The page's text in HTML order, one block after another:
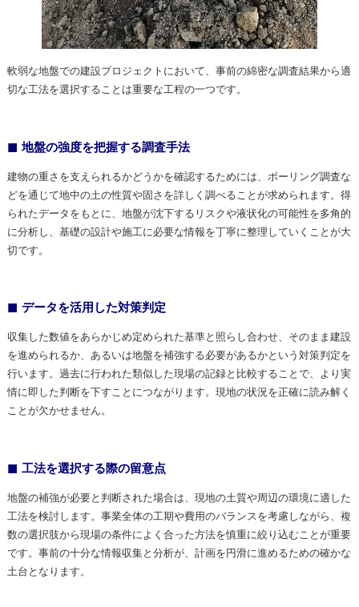
軟弱な地盤での建設プロジェクトにおいて、事前の綿密な調査結果から適
切な工法を選択することは重要な工程の一つです。
地盤の強度を把握する調査手法
建物の重さを支えられるかどうかを確認するためには、ボーリング調査な
どを通じて地中の土の性質や固さを詳しく調べることが求められます。得
られたデータをもとに、地盤が沈下するリスクや液状化の可能性を多角的
に分析し、基礎の設計や施工に必要な情報を丁寧に整理していくことが大
切です。
データを活用した対策判定
収集した数値をあらかじめ定められた基準と照らし合わせ、そのまま建設
を進められるか、あるいは地盤を補強する必要があるかという対策判定を
行います。過去に行われた類似した現場の記録と比較することで、より実
情に即した判断を下すことにつながります。現地の状況を正確に読み解く
ことが欠かせません。
工法を選択する際の留意点
地盤の補強が必要と判断された場合は、現地の土質や周辺の環境に適した
工法を検討します。事業全体の工期や費用のバランスを考慮しながら、複
数の選択肢から現場の条件によく合った方法を慎重に絞り込むことが重要
です。事前の十分な情報収集と分析が、計画を円滑に進めるための確かな
土台となります。